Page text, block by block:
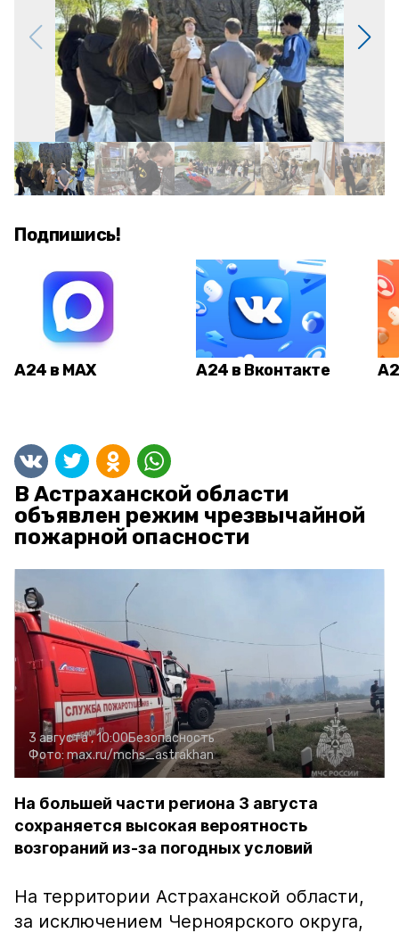
Подпишись!
А24 в MAX А24 в Вконтакте
В Астраханской области
объявлен режим чрезвычайной
пожарной опасности
3 августа , 10:00Безопасность
Фото: max.ru/mchs_astrakhan
На большей части региона 3 августа
сохраняется высокая вероятность
возгораний из-за погодных условий
На территории Астраханской области,
за исключением Черноярского округа,